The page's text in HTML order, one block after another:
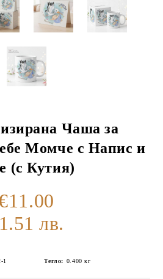
Чаша за
Момче с Напис и
(с Кутия)
лв.
1 Тегло: 0.400 кг